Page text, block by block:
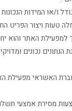
ו/או המידות
טעות ויצור
האתר והוא
הנתונים נכונים
האשראי מפעילת
מסירת אמצעי